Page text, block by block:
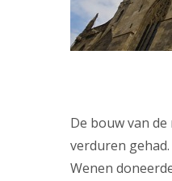
De bouw van
verduren
Wenen